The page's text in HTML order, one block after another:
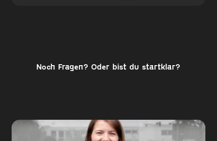
Noch Fragen? Oder bist du startklar?